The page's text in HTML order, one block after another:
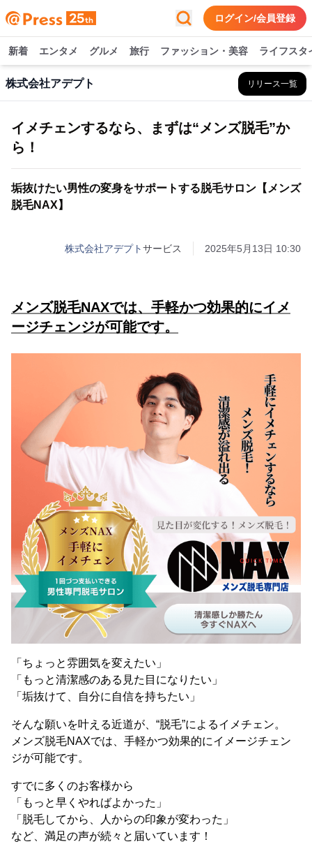
ログイン/会員登録
新着 エンタメ グルメ 旅行 ファッション・美容 ライフスタ
株式会社アデプト リリース一覧
イメチェンするなら、まずは“メンズ脱毛”か
ら！
垢抜けたい男性の変身をサポートする脱毛サロン【メンズ
脱毛NAX】
株式会社アデプトサービス 2025年5月13日 10:30
メンズ脱毛NAXでは、手軽かつ効果的にイメ
ージチェンジが可能です。
「ちょっと雰囲気を変えたい」
「もっと清潔感のある見た目になりたい」
「垢抜けて、自分に自信を持ちたい」
そんな願いを叶える近道が、“脱毛”によるイメチェン。
メンズ脱毛NAXでは、手軽かつ効果的にイメージチェン
ジが可能です。
すでに多くのお客様から
「もっと早くやればよかった」
「脱毛してから、人からの印象が変わった」
など、満足の声が続々と届いています！